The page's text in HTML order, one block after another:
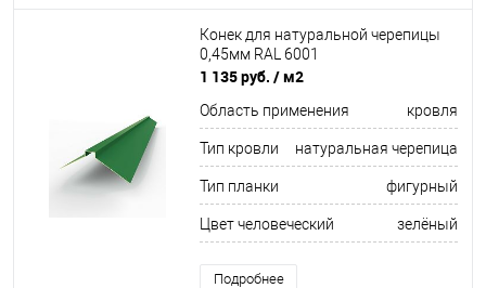
Конек для натуральной черепицы
0,45мм RAL 6001
1 135 руб. / м2
Область применения кровля
Тип кровли натуральная черепица
Тип планки фигурный
Цвет человеческий зелёный
Подробнее